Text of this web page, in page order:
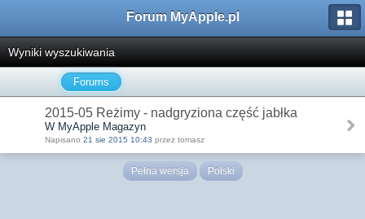
Forum MyApple.pl
Wyniki wyszukiwania
Forums
2015-05 Reżimy - nadgryziona część jabłka
W MyApple Magazyn
Napisano 21 sie 2015 10:43 przez tomasz
Pełna wersja Polski